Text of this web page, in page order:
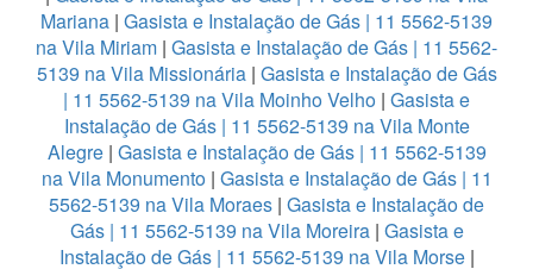
Mariana | Gasista e Instalação de Gás | 11 5562-5139
na Vila Miriam | Gasista e Instalação de Gás | 11 5562-
5139 na Vila Missionária| Gasista e Instalação de Gás
| 11 5562-5139 na Vila Moinho Velho | Gasista e
Instalação de Gás | 11 5562-5139 na Vila Monte
Alegre| Gasista e Instalação de Gás | 11 5562-5139
na Vila Monumento| Gasista e Instalação de Gás | 11
5562-5139 na Vila Moraes | Gasista e Instalação de
Gás | 11 5562-5139 na Vila Moreira| Gasista e
Instalação de Gás | 11 5562-5139 na Vila Morse|